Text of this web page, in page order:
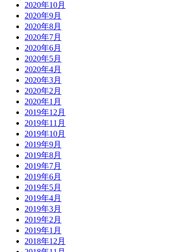
2020年10月
2020年9月
2020年8月
2020年7月
2020年6月
2020年5月
2020年4月
2020年3月
2020年2月
2020年1月
2019年12月
2019年11月
2019年10月
2019年9月
2019年8月
2019年7月
2019年6月
2019年5月
2019年4月
2019年3月
2019年2月
2019年1月
2018年12月